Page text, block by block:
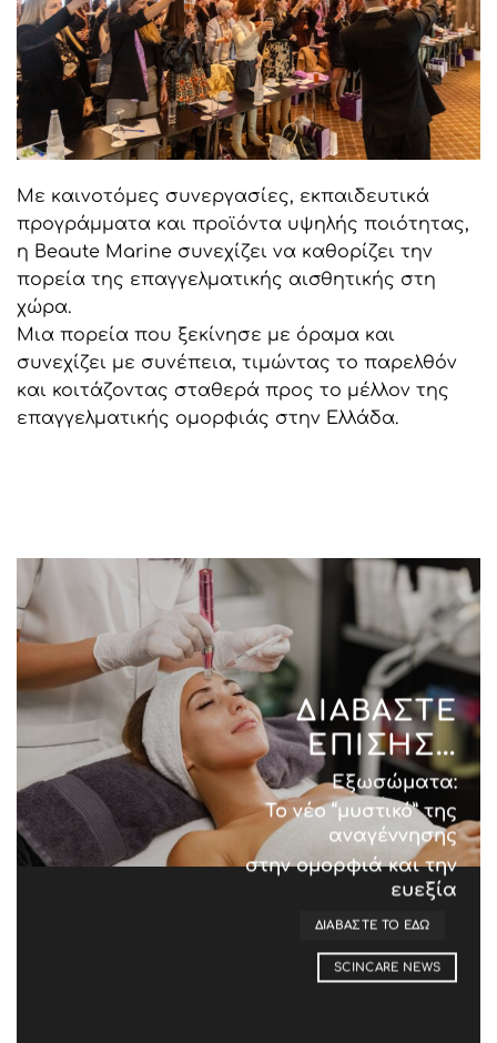
Με καινοτόμες συνεργασίες, εκπαιδευτικά
προγράμματα και προϊόντα υψηλής ποιότητας,
η Beaute Marine συνεχίζει να καθορίζει την
πορεία της επαγγελματικής αισθητικής στη
χώρα.
Μια πορεία που ξεκίνησε με όραμα και
συνεχίζει με συνέπεια, τιμώντας το παρελθόν
και κοιτάζοντας σταθερά προς το μέλλον της
επαγγελματικής ομορφιάς στην Ελλάδα.
ΔΙΑΒΆΣΤΕ
ΕΠΙΣΗΣ…
Εξωσώματα:
Το νέο “μυστικό”της
αναγέννησης
στην ομορφιά και την
ευεξία
ΔΙΑΒΑΣΤΕ ΤΟ ΕΔΩ
SCINCARE NEWS